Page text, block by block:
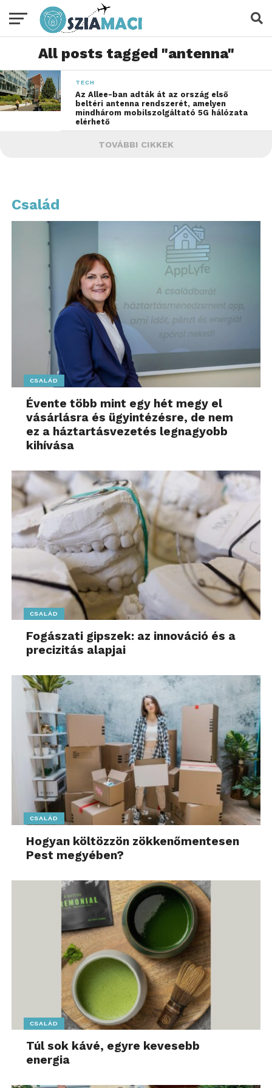
All posts tagged "antenna"
TECH
Az Allee-ban adták át az ország első
beltéri antenna rendszerét, amelyen
mindhárom mobilszolgáltató 5G hálózata
elérhető
TOVÁBBI CIKKEK
Család
CSALÁD
Évente több mint egy hét megy el
vásárlásra és ügyintézésre, de nem
ez a háztartásvezetés legnagyobb
kihívása
CSALÁD
Fogászati gipszek: az innováció és a
precizitás alapjai
CSALÁD
Hogyan költözzön zökkenőmentesen
Pest megyében?
CSALÁD
Túl sok kávé, egyre kevesebb
energia